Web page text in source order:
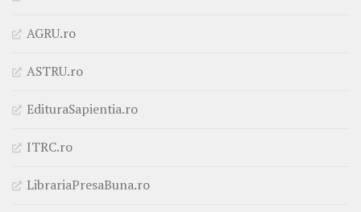
AGRU.ro
ASTRU.ro
EdituraSapientia.ro
ITRC.ro
LibrariaPresaBuna.ro